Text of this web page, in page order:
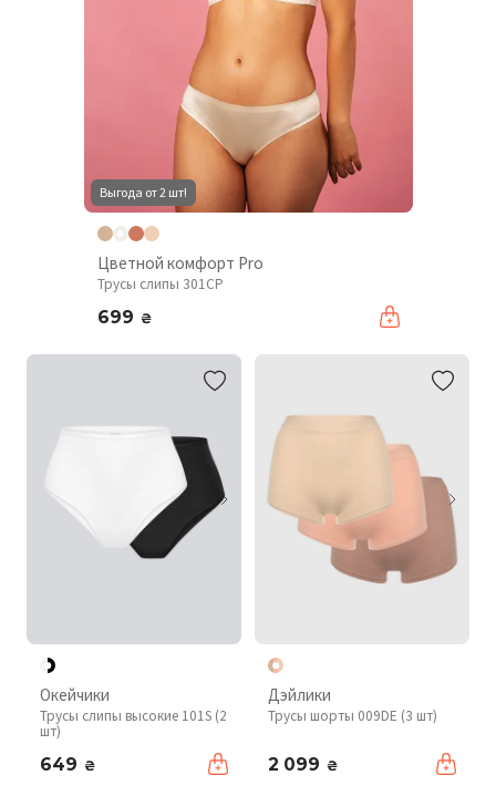
Выгода от 2 шт!
Цветной комфорт Pro
Трусы слипы 301CP
699 ₴
Окейчики
Трусы слипы высокие 101S (2
шт)
649 ₴
Дэйлики
Трусы шорты 009DE (3 шт)
2 099 ₴